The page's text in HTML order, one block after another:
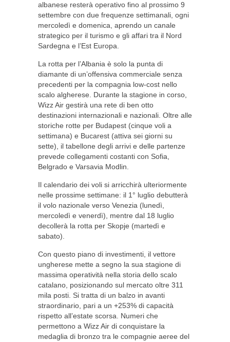
albanese resterà operativo fino al prossimo 9
settembre con due frequenze settimanali, ogni
mercoledì e domenica, aprendo un canale
strategico per il turismo e gli affari tra il Nord
Sardegna e l’Est Europa.
La rotta per l’Albania è solo la punta di
diamante di un’offensiva commerciale senza
precedenti per la compagnia low-cost nello
scalo algherese. Durante la stagione in corso,
Wizz Air gestirà una rete di ben otto
destinazioni internazionali e nazionali. Oltre alle
storiche rotte per Budapest (cinque voli a
settimana) e Bucarest (attiva sei giorni su
sette), il tabellone degli arrivi e delle partenze
prevede collegamenti costanti con Sofia,
Belgrado e Varsavia Modlin.
Il calendario dei voli si arricchirà ulteriormente
nelle prossime settimane: il 1° luglio debutterà
il volo nazionale verso Venezia (lunedì,
mercoledì e venerdì), mentre dal 18 luglio
decollerà la rotta per Skopje (martedì e
sabato).
Con questo piano di investimenti, il vettore
ungherese mette a segno la sua stagione di
massima operatività nella storia dello scalo
catalano, posizionando sul mercato oltre 311
mila posti. Si tratta di un balzo in avanti
straordinario, pari a un +253% di capacità
rispetto all’estate scorsa. Numeri che
permettono a Wizz Air di conquistare la
medaglia di bronzo tra le compagnie aeree del